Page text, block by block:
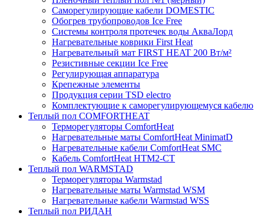
Саморегулирующие кабели DOMESTIC
Обогрев трубопроводов Ice Free
Системы контроля протечек воды АкваЛорд
Нагревательные коврики First Heat
Нагревательный мат FIRST HEAT 200 Вт/м²
Резистивные секции Ice Free
Регулирующая аппаратура
Крепежные элементы
Продукция серии TSD electro
Комплектующие к саморегулирующемуся кабелю
Теплый пол COMFORTHEAT
Терморегуляторы ComfortHeat
Нагревательные маты ComfortHeat MinimatD
Нагревательные кабели ComfortHeat SMC
Кабель ComfortHeat HTM2-CT
Теплый пол WARMSTAD
Терморегуляторы Warmstad
Нагревательные маты Warmstad WSM
Нагревательные кабели Warmstad WSS
Теплый пол РИДАН